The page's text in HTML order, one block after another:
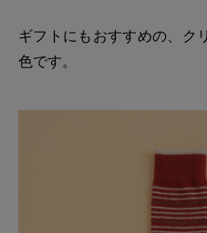
ギフトにもおすすめの、ク
色です。